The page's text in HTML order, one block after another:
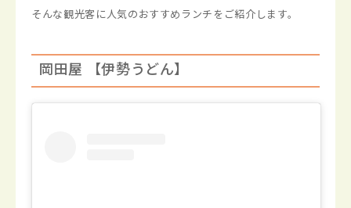
そんな観光客に人気のおすすめランチをご紹介します。
岡田屋 【伊勢うどん】